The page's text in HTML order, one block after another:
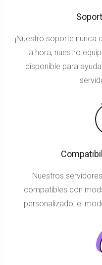
¡Nuestro soporte nunca
la hora, nuestro
disponible para
Nuestros
compatibles con
personalizado, el